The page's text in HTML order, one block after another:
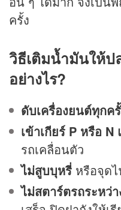
ครั้ง
วิธีเติมน้ำมันให้
อย่างไร?
ดับเครื่องยนต์ทุกค
เข้าเกียร์ P หรือ N
รถเคลื่อนตัว
ไม่สูบบุหรี่ หรือจุด
ไม่สตาร์ตรถระหว่